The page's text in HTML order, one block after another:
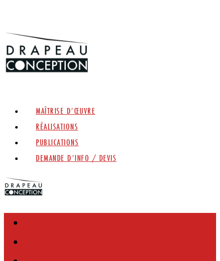
MAÎTRISE D’ŒUVRE
RÉALISATIONS
PUBLICATIONS
DEMANDE D’INFO / DEVIS